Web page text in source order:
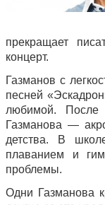
прекращает
концерт.
Газманов с
песней
любимой.
Газманова —
детства. В
плаванием и
проблемы.
Одни Газманова